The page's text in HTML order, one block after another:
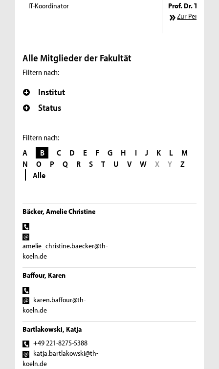
IT-Koordinator
Prof. Dr. Tobias
Zur
Alle Mitglieder der Fakultät
Filtern nach:
Institut
Status
Filtern nach:
A B C D E F G H I J K L
M
N
O P Q R S T U V W X Y
Z
Alle
Bäcker, Amelie Christine
amelie_christine.baecker@th-
koeln.de
Baffour, Karen
karen.baffour@th-
koeln.de
Bartlakowski, Katja
+49 221-8275-5388
katja.bartlakowski@th-
koeln.de